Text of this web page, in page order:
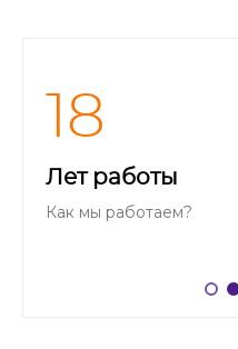
18
Лет работы
Как мы работаем?